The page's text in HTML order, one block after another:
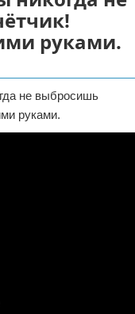
руками.
не выбросишь
руками.